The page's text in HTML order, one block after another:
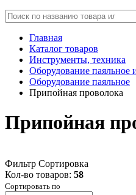
Главная
Каталог товаров
Инструменты, техника
Оборудование паяльное
Оборудование паяльное
Припойная проволока
Припойная
Фильтр Сортировка
Кол-во товаров: 58
Сортировать по